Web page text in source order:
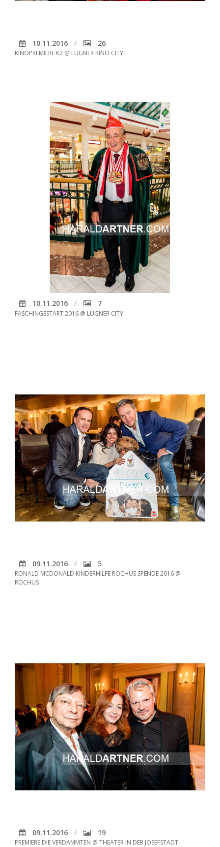
10.11.2016 26
KINOPREMIERE K2 @ LUGNER KINO CITY
10.11.2016 7
FASCHINGSSTART 2016 @ LUGNER CITY
09.11.2016 5
RONALD MCDONALD KINDERHILFE ROCHUS SPENDE 2016 @
ROCHUS
09.11.2016 19
PREMIERE DIE VERDAMMTEN @ THEATER IN DER JOSEFSTADT